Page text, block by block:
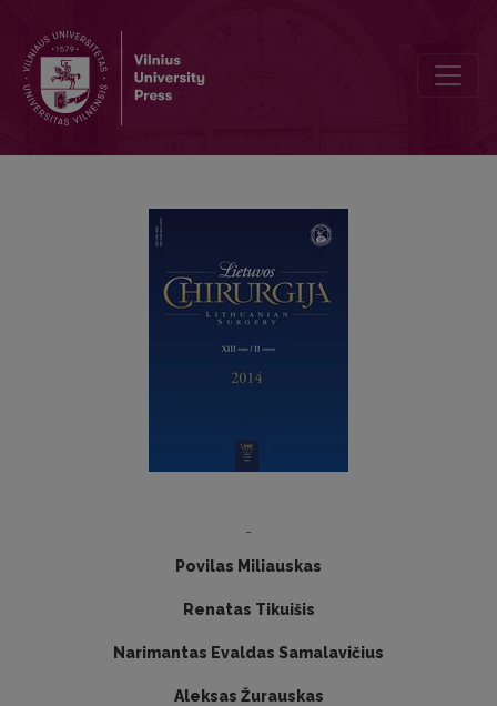
-
Povilas Miliauskas
Renatas Tikuišis
Narimantas Evaldas Samalavičius
Aleksas Žurauskas